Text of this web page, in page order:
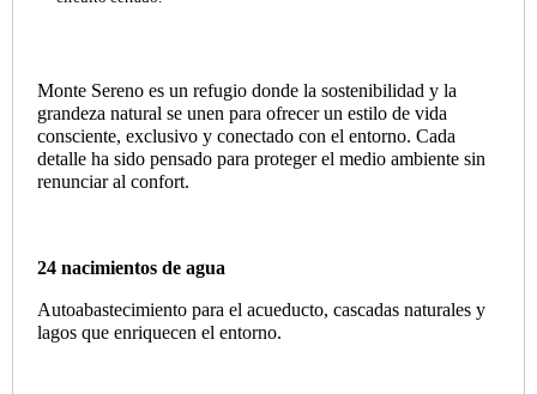
Monte Sereno es un refugio donde la sostenibilidad y la
grandeza natural se unen para ofrecer un estilo de vida
consciente, exclusivo y conectado con el entorno. Cada
detalle ha sido pensado para proteger el medio ambiente sin
renunciar al confort.
24 nacimientos de agua
Autoabastecimiento para el acueducto, cascadas naturales y
lagos que enriquecen el entorno.